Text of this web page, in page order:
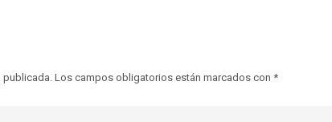
Los campos obligatorios están marcados con *